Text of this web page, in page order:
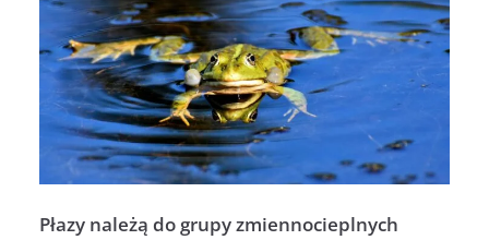
Płazy należą do grupy zmiennocieplnych